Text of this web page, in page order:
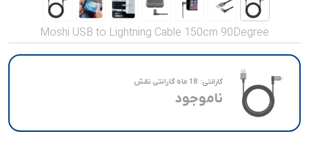
Moshi USB to Lightning Cable 150cm 90Degree
گارانتی: 18 ماه گارانتی نقش
ناموجود